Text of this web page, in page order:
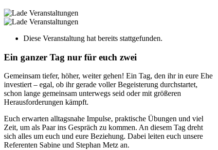
Diese Veranstaltung hat bereits stattgefunden.
Ein ganzer Tag nur für euch zwei
Gemeinsam tiefer, höher, weiter gehen! Ein Tag, den ihr in eure Ehe
investiert – egal, ob ihr gerade voller Begeisterung durchstartet,
schon lange gemeinsam unterwegs seid oder mit größeren
Herausforderungen kämpft.
Euch erwarten alltagsnahe Impulse, praktische Übungen und viel
Zeit, um als Paar ins Gespräch zu kommen. An diesem Tag dreht
sich alles um euch und eure Beziehung. Dabei leiten euch unsere
Referenten Sabine und Stephan Metz an.